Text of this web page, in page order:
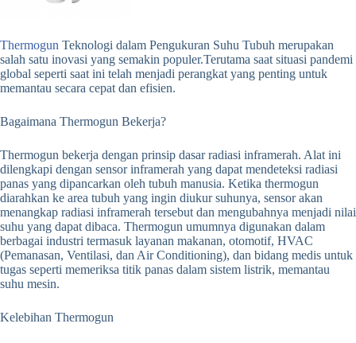
Thermogun Teknologi dalam Pengukuran Suhu Tubuh merupakan
salah satu inovasi yang semakin populer.Terutama saat situasi pandemi
global seperti saat ini telah menjadi perangkat yang penting untuk
memantau secara cepat dan efisien.
Bagaimana Thermogun Bekerja?
Thermogun bekerja dengan prinsip dasar radiasi inframerah. Alat ini
dilengkapi dengan sensor inframerah yang dapat mendeteksi radiasi
panas yang dipancarkan oleh tubuh manusia. Ketika thermogun
diarahkan ke area tubuh yang ingin diukur suhunya, sensor akan
menangkap radiasi inframerah tersebut dan mengubahnya menjadi nilai
suhu yang dapat dibaca. Thermogun umumnya digunakan dalam
berbagai industri termasuk layanan makanan, otomotif, HVAC
(Pemanasan, Ventilasi, dan Air Conditioning), dan bidang medis untuk
tugas seperti memeriksa titik panas dalam sistem listrik, memantau
suhu mesin.
Kelebihan Thermogun